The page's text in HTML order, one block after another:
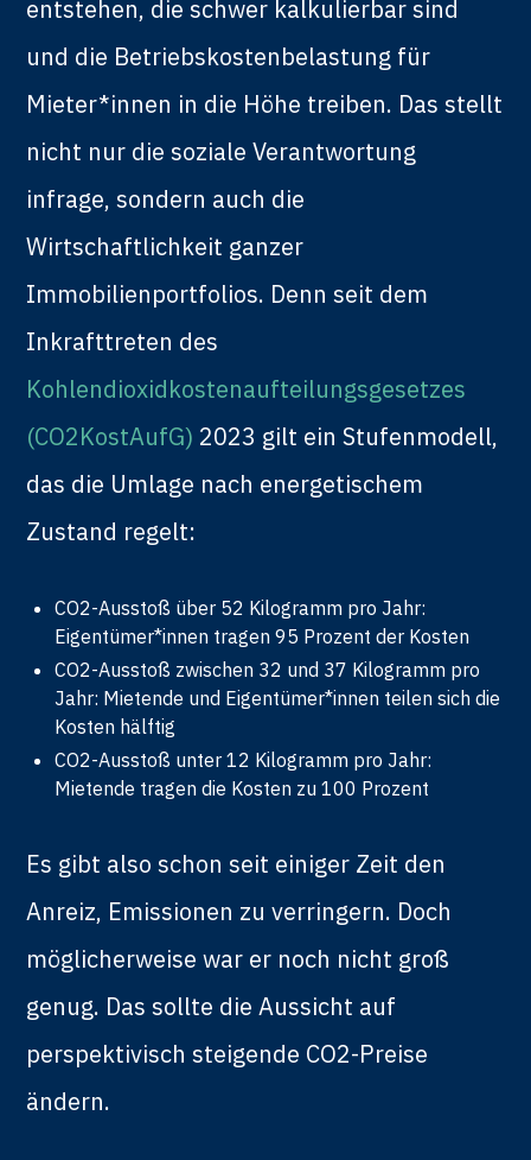
entstehen, die schwer kalkulierbar sind
und die Betriebskostenbelastung für
Mieter*innen in die Höhe treiben. Das stellt
nicht nur die soziale Verantwortung
infrage, sondern auch die
Wirtschaftlichkeit ganzer
Immobilienportfolios. Denn seit dem
Inkrafttreten des
Kohlendioxidkostenaufteilungsgesetzes
(CO2KostAufG) 2023 gilt ein Stufenmodell,
das die Umlage nach energetischem
Zustand regelt:
CO2-Ausstoß über 52 Kilogramm pro Jahr:
Eigentümer*innen tragen 95 Prozent der Kosten
CO2-Ausstoß zwischen 32 und 37 Kilogramm pro
Jahr: Mietende und Eigentümer*innen teilen sich die
Kosten hälftig
CO2-Ausstoß unter 12 Kilogramm pro Jahr:
Mietende tragen die Kosten zu 100 Prozent
Es gibt also schon seit einiger Zeit den
Anreiz, Emissionen zu verringern. Doch
möglicherweise war er noch nicht groß
genug. Das sollte die Aussicht auf
perspektivisch steigende CO2-Preise
ändern.